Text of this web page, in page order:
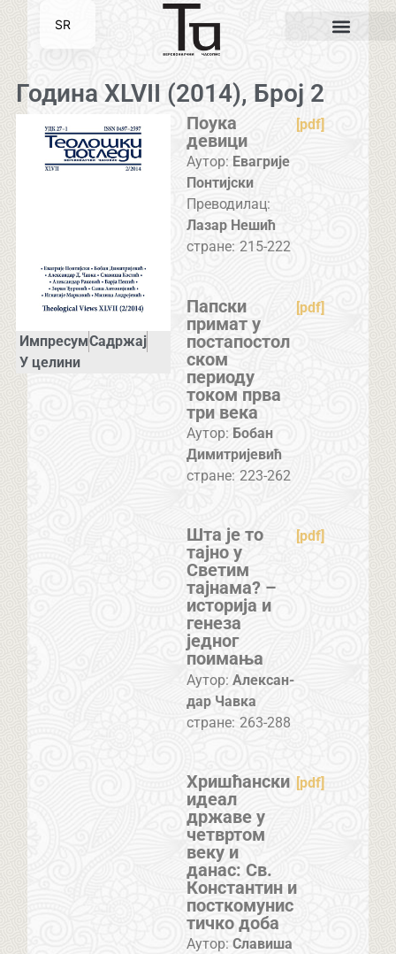
Година XLVII (2014), Број 2
ИмпресумСадржај
У целини
Поука
девици
[pdf]
Аутор: Евагрије
Понтиjски
Преводилац:
Лазар Нешић
стране: 215-222
Папски
примат у
постапостол
ском
периоду
током прва
три века
[pdf]
Аутор: Бобан
Димитријевић
стране: 223-262
Шта је то
тајно у
Светим
тајнама? –
историја и
генеза
једног
поимања
[pdf]
Аутор: Алек­сан­
дар Чав­ка
стране: 263-288
Хришћански
идеал
државе у
четвртом
веку и
данас: Св.
Константин и
посткомунис
тичко доба
[pdf]
Аутор: Славиша
SR
EN